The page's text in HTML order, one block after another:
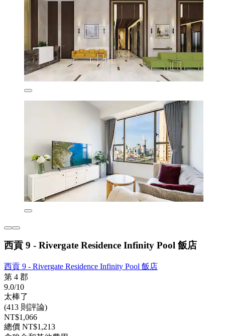
西貢 9 - Rivergate Residence Infinity Pool 飯店
西貢 9 - Rivergate Residence Infinity Pool 飯店
第 4 郡
9.0/10
太棒了
(413 則評論)
NT$1,066
總價 NT$1,213